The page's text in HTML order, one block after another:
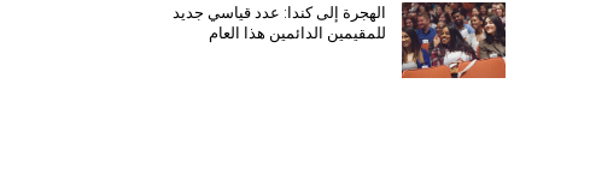
الهجرة إلى كندا: عدد قياسي جديد
للمقيمين الدائمين هذا العام